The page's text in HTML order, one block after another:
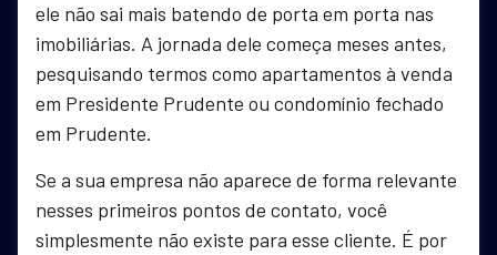
ele não sai mais batendo de porta em porta nas
imobiliárias. A jornada dele começa meses antes,
pesquisando termos como apartamentos à venda
em Presidente Prudente ou condomínio fechado
em Prudente.
Se a sua empresa não aparece de forma relevante
nesses primeiros pontos de contato, você
simplesmente não existe para esse cliente. É por